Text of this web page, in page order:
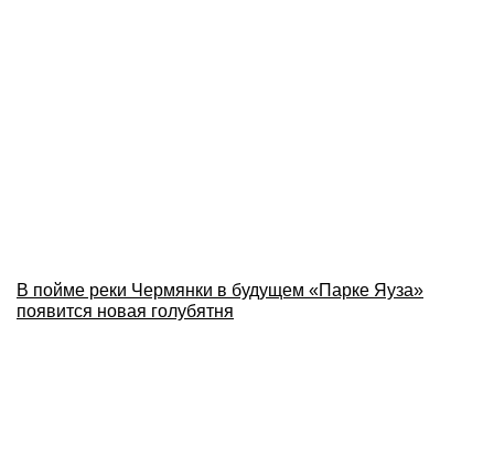
В пойме реки Чермянки в будущем «Парке Яуза»
появится новая голубятня